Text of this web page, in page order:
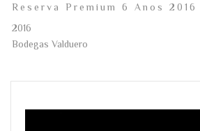
Reserva Premium 6 Anos 2016
2016
Bodegas Valduero